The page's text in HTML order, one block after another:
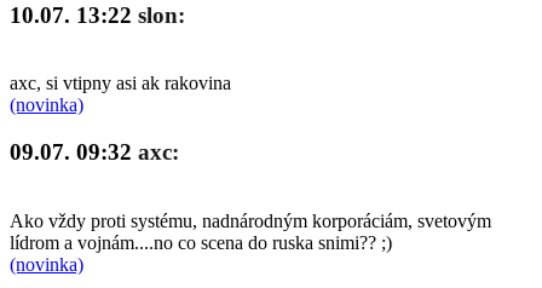
10.07. 13:22 slon:
axc, si vtipny asi ak rakovina
(novinka)
09.07. 09:32 axc:
Ako vždy proti systému, nadnárodným korporáciám, svetovým
lídrom a vojnám....no co scena do ruska snimi?? ;)
(novinka)